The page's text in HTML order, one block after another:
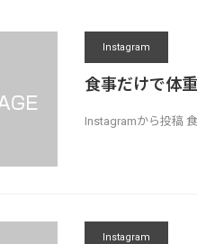
Instagram
食事だけで体
Instagramから投稿
Instagram